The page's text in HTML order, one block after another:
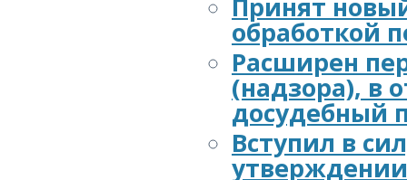
Принят
обработкой
Расширен
(надзора), в
досудебный
Вступил в